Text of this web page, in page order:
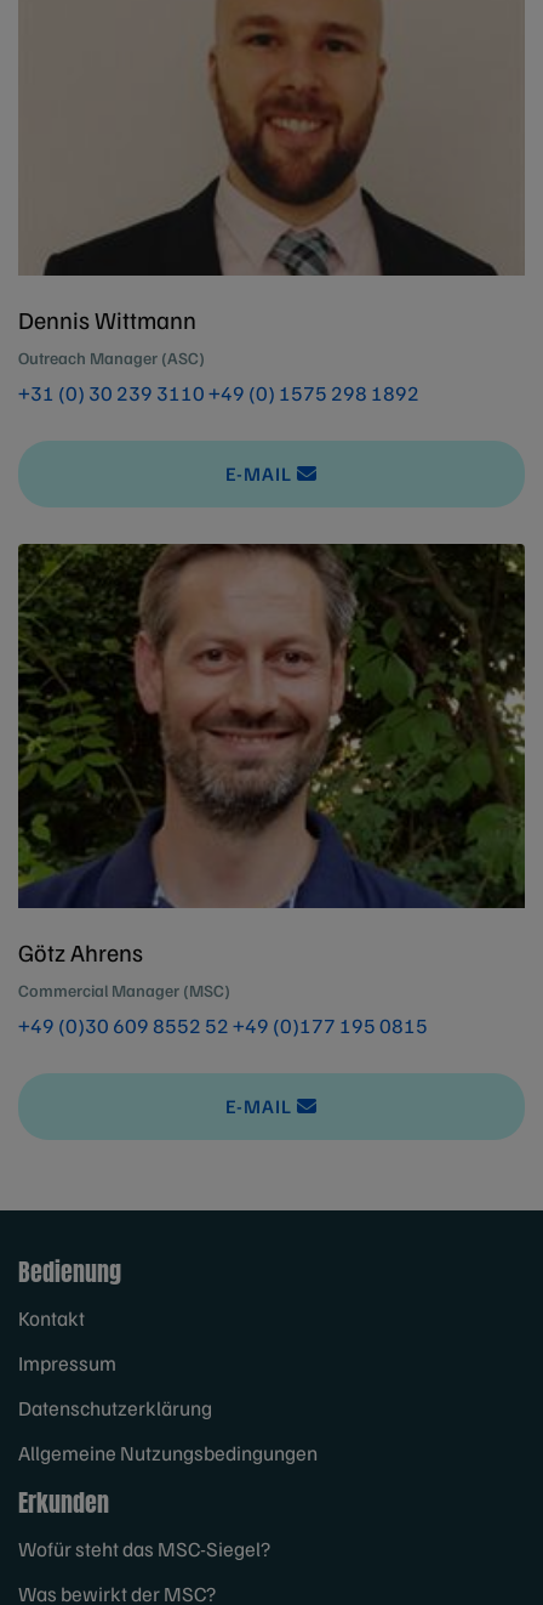
Dennis Wittmann
Outreach Manager (ASC)
+31 (0) 30 239 3110+49 (0) 1575 298 1892
E-MAIL
Götz Ahrens
Commercial Manager (MSC)
+49 (0)30 609 8552 52+49 (0)177 195 0815
E-MAIL
Bedienung
Kontakt
Impressum
Datenschutzerklärung
Allgemeine Nutzungsbedingungen
Erkunden
Wofür steht das MSC-Siegel?
Was bewirkt der MSC?